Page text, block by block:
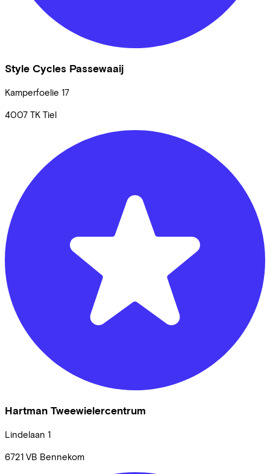
Style Cycles Passewaaij
Kamperfoelie 17
4007 TK Tiel
Hartman Tweewielercentrum
Lindelaan 1
6721 VB Bennekom